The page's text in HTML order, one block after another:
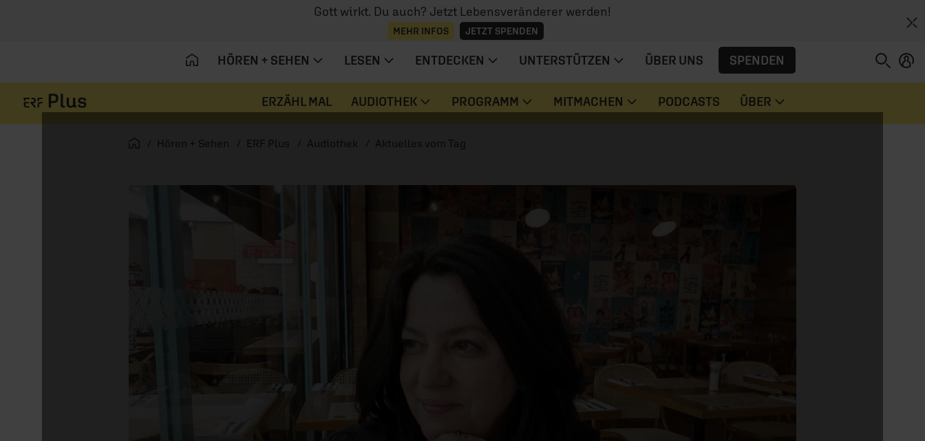
Gott wirkt. Du auch? Jetzt Lebensveränderer werden!
MEHR INFOS JETZT SPENDEN
HÖREN + SEHEN LESEN ENTDECKEN UNTERSTÜTZEN ÜBER UNS SPENDEN
ERZÄHL MAL AUDIOTHEK PROGRAMM MITMACHEN PODCASTS ÜBER
Startseite
Hören + Sehen ERF Plus Audiothek Aktuelles vom Tag